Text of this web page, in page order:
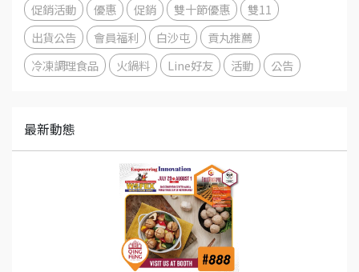
促銷活動
優惠 促銷 雙十節優惠
雙11
出貨公告
會員福利 白沙屯
貢丸推薦
冷凍調理食品
火鍋料 Line好友 活動 公告
最新動態